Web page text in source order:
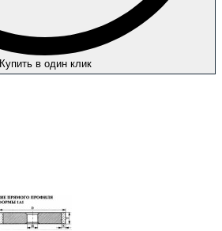
Купить в один клик